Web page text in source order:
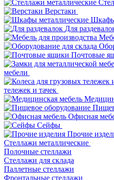
Верстаки
Шкафы
Для
Почтовые
мебели
тележек и тачек
Офисная
Сейфы
Прочие
Стеллажи металлические
Полочные стеллажи
Стеллажи для склада
Паллетные стеллажи
Фронтальные стеллажи